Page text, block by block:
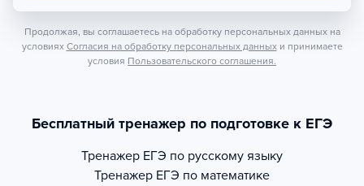
Продолжая, вы соглашаетесь на обработку персональных данных на
условиях Согласия на обработку персональных данных и принимаете
условия Пользовательского соглашения.
Бесплатный тренажер по подготовке к ЕГЭ
Тренажер ЕГЭ по русскому языку
Тренажер ЕГЭ по математике